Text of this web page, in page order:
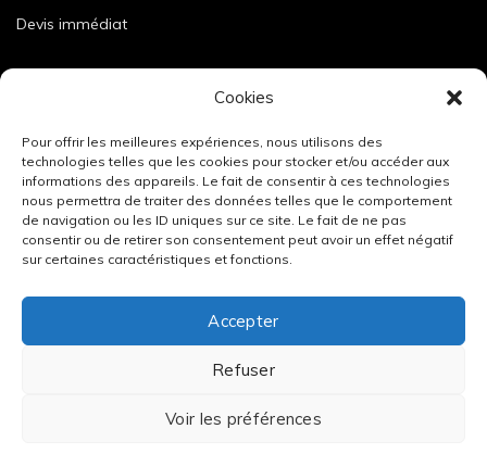
Cookies
Pour offrir les meilleures expériences, nous utilisons des
technologies telles que les cookies pour stocker et/ou accéder aux
informations des appareils. Le fait de consentir à ces technologies
nous permettra de traiter des données telles que le comportement
de navigation ou les ID uniques sur ce site. Le fait de ne pas
consentir ou de retirer son consentement peut avoir un effet négatif
sur certaines caractéristiques et fonctions.
Accepter
Refuser
Voir les préférences
Devis immédiat
Dimensions et caractéristiques de nos blocs
anti-intrusion